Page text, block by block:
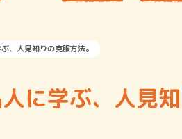
、人見知りの克服方法。
に学ぶ、人見